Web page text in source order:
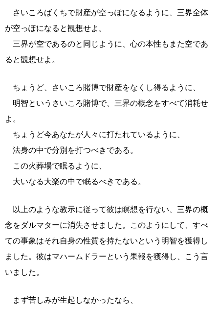
さいころばくちで財産が空っぽになるように、三界全体
が空っぽになると観想せよ。
三界が空であるのと同じように、心の本性もまた空であ
ると観想せよ。
ちょうど、さいころ賭博で財産をなくし得るように、
明智というさいころ賭博で、三界の概念をすべて消耗せ
よ。
ちょうど今あなたが人々に打たれているように、
法身の中で分別を打つべきである。
この火葬場で眠るように、
大いなる大楽の中で眠るべきである。
以上のような教示に従って彼は瞑想を行ない、三界の概
念をダルマターに消失させました。このようにして、すべ
ての事象はそれ自身の性質を持たないという明智を獲得し
ました。彼はマハームドラーという果報を獲得し、こう言
いました。
まず苦しみが生起しなかったなら、